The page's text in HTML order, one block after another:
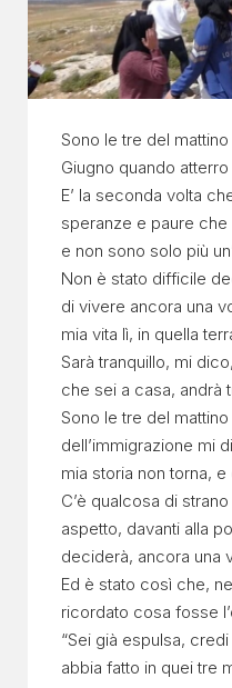
Sono le tre del
Giugno quando
E’ la seconda volta
speranze e paure
e non sono solo più
Non è stato difficile
di vivere ancora una
mia vita lì, in quella
Sarà tranquillo, mi
che sei a casa, andrà
Sono le tre del
dell’immigrazione mi
mia storia non torna,
C’è qualcosa di
aspetto, davanti alla
deciderà, ancora una
Ed è stato così che,
ricordato cosa fosse
“Sei già espulsa,
abbia fatto in quei tre